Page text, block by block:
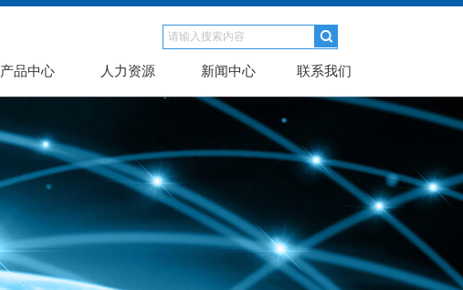
产品中心 人力资源 新闻中心 联系我们